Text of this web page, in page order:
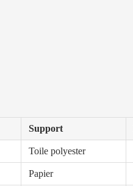
Support
Toile polyester
Papier